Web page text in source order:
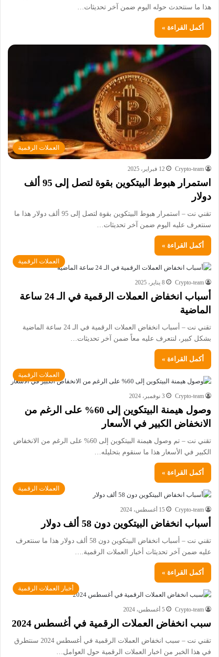
هذا ما سنتحدث حوله اليوم ضمن آخر تحديثات…
أكمل القراءة »
العملات الرقمية
Crypto-team 12 فبراير، 2025
استمرار هبوط البيتكوين بقوة لتصل إلى 95 ألف
دولار
تقني نت – استمرار هبوط البيتكوين بقوة لتصل إلى 95 ألف دولار هذا ما
سنتعرف عليه اليوم ضمن آخر تحديثات…
أكمل القراءة »
العملات الرقمية
Crypto-team 8 يناير، 2025
أسباب انخفاض العملات الرقمية في الـ 24 ساعة
الماضية
تقني نت – أسباب انخفاض العملات الرقمية في الـ 24 ساعة الماضية
بشكل كبير، لنتعرف عليه معاً ضمن آخر تحديثات…
أكمل القراءة »
العملات الرقمية
Crypto-team 3 نوفمبر، 2024
وصول هيمنة البيتكوين إلى 60% على الرغم من
الانخفاض الكبير في الأسعار
تقني نت – تم وصول هيمنة البيتكوين إلى 60% على الرغم من الانخفاض
الكبير في الأسعار هذا ما سنقوم بتحليله…
أكمل القراءة »
العملات الرقمية
Crypto-team 15 أغسطس، 2024
أسباب انخفاض البيتكوين دون 58 ألف دولار
تقني نت – أسباب انخفاض البيتكوين دون 58 ألف دولار هذا ما سنتعرف
عليه ضمن آخر تحديثات أخبار العملات الرقمية.…
أكمل القراءة »
أخبار العملات الرقمية
Crypto-team 5 أغسطس، 2024
سبب انخفاض العملات الرقمية في أغسطس 2024
تقني نت – سبب انخفاض العملات الرقمية في أغسطس 2024 سنتطرق
في هذا الخبر من اخبار العملات الرقمية حول العوامل…